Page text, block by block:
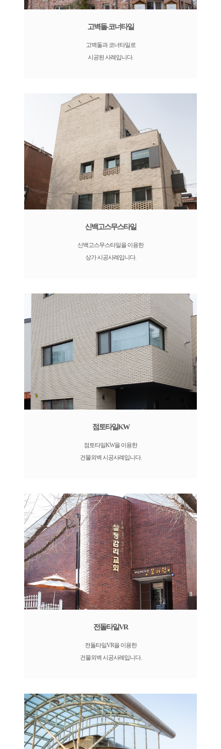
고벽돌-코너타일
고벽돌과 코너타일로
시공된 사례입니다.
신백고스무스타일
신백고스무스타일을 이용한
상가 시공사례입니다.
점토타일KW
점토타일KW을 이용한
건물외벽 시공사례입니다.
전돌타일VR
전돌타일VR을 이용한
건물외벽 시공사례입니다.